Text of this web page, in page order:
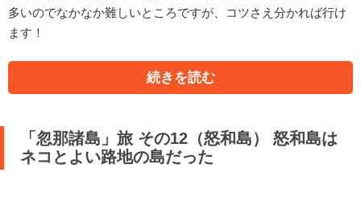
多いのでなかなか難しいところですが、コツさえ分かれば行け
ます！
続きを読む
「忽那諸島」旅 その12（怒和島） 怒和島は
ネコとよい路地の島だった